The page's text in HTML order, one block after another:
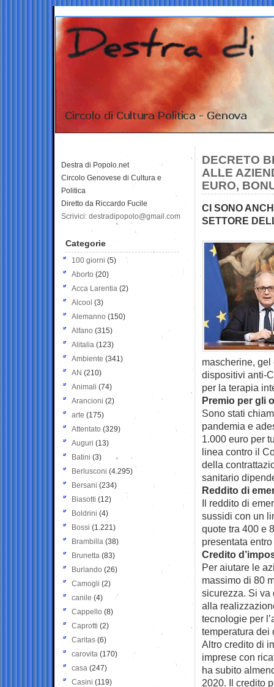
DECRETO
ALLE
EURO,
CI SONO
SETTORE
mascherine,
dispositivi anti-
per la terapia
Premio per gli
Sono stati
pandemia e
1.000 euro per
linea contro il
della
sanitario
Reddito di
Il reddito di
sussidi con un
quote tra 400 e
presentata
Credito
Per aiutare le
massimo di 80
sicurezza. Si va
alla
tecnologie per
temperatura dei
Altro credito di
imprese con
ha subito
2020. Il credito
Destra di Popolo.net
Circolo Genovese di Cultura e
Politica
Diretto da Riccardo Fucile
Scrivici: destradipopolo@gmail.com
Categorie
100 giorni (5)
Aborto (20)
Acca Larentia (2)
Alcool (3)
Alemanno (150)
Alfano (315)
Alitalia (123)
Ambiente (341)
AN (210)
Animali (74)
Arancioni (2)
arte (175)
Attentato (329)
Auguri (13)
Batini (3)
Berlusconi (4.295)
Bersani (234)
Biasotti (12)
Boldrini (4)
Bossi (1.221)
Brambilla (38)
Brunetta (83)
Burlando (26)
Camogli (2)
canile (4)
Cappello (8)
Caprotti (2)
Caritas (6)
carovita (170)
casa (247)
Casini (119)